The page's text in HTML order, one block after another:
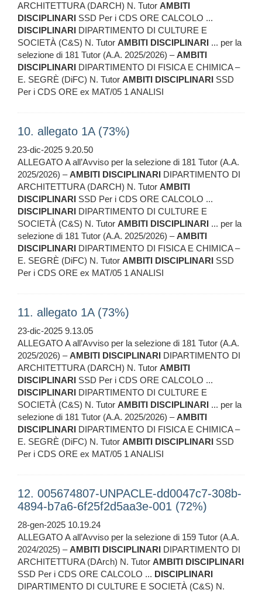
ARCHITETTURA (DARCH) N. Tutor AMBITI
DISCIPLINARI SSD Per i CDS ORE CALCOLO ...
DISCIPLINARI DIPARTIMENTO DI CULTURE E
SOCIETÀ (C&S) N. Tutor AMBITI DISCIPLINARI ... per la
selezione di 181 Tutor (A.A. 2025/2026) –AMBITI
DISCIPLINARI DIPARTIMENTO DI FISICA E CHIMICA –
E. SEGRÈ (DiFC) N. Tutor AMBITI DISCIPLINARI SSD
Per i CDS ORE ex MAT/05 1 ANALISI
10. allegato 1A (73%)
23-dic-2025 9.20.50
ALLEGATO A all’Avviso per la selezione di 181 Tutor (A.A.
2025/2026) –AMBITI DISCIPLINARI DIPARTIMENTO DI
ARCHITETTURA (DARCH) N. Tutor AMBITI
DISCIPLINARI SSD Per i CDS ORE CALCOLO ...
DISCIPLINARI DIPARTIMENTO DI CULTURE E
SOCIETÀ (C&S) N. Tutor AMBITI DISCIPLINARI ... per la
selezione di 181 Tutor (A.A. 2025/2026) –AMBITI
DISCIPLINARI DIPARTIMENTO DI FISICA E CHIMICA –
E. SEGRÈ (DiFC) N. Tutor AMBITI DISCIPLINARI SSD
Per i CDS ORE ex MAT/05 1 ANALISI
11. allegato 1A (73%)
23-dic-2025 9.13.05
ALLEGATO A all’Avviso per la selezione di 181 Tutor (A.A.
2025/2026) –AMBITI DISCIPLINARI DIPARTIMENTO DI
ARCHITETTURA (DARCH) N. Tutor AMBITI
DISCIPLINARI SSD Per i CDS ORE CALCOLO ...
DISCIPLINARI DIPARTIMENTO DI CULTURE E
SOCIETÀ (C&S) N. Tutor AMBITI DISCIPLINARI ... per la
selezione di 181 Tutor (A.A. 2025/2026) –AMBITI
DISCIPLINARI DIPARTIMENTO DI FISICA E CHIMICA –
E. SEGRÈ (DiFC) N. Tutor AMBITI DISCIPLINARI SSD
Per i CDS ORE ex MAT/05 1 ANALISI
12. 005674807-UNPACLE-dd0047c7-308b-
4894-b7a6-6f25f2d5aa3e-001 (72%)
28-gen-2025 10.19.24
ALLEGATO A all’Avviso per la selezione di 159 Tutor (A.A.
2024/2025) –AMBITI DISCIPLINARI DIPARTIMENTO DI
ARCHITETTURA (DArch) N. Tutor AMBITI DISCIPLINARI
SSD Per i CDS ORE CALCOLO ... DISCIPLINARI
DIPARTIMENTO DI CULTURE E SOCIETÀ (C&S) N.